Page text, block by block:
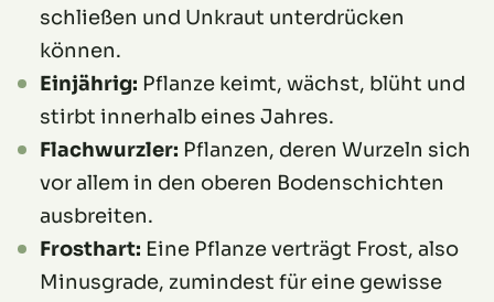
schließen und Unkraut unterdrücken
können.
Einjährig: Pflanze keimt, wächst, blüht und
stirbt innerhalb eines Jahres.
Flachwurzler: Pflanzen, deren Wurzeln sich
vor allem in den oberen Bodenschichten
ausbreiten.
Frosthart: Eine Pflanze verträgt Frost, also
Minusgrade, zumindest für eine gewisse